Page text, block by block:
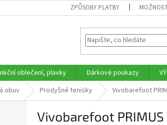
ZPŮSOBY PLATBY
oblečení, plavky Dárkové poukazy
obuv Prodyšné tenisky Vivobarefoot
Vivobarefoot PRIMUS